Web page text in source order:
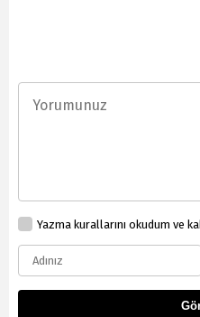
Yazma kurallarını okudum ve